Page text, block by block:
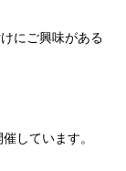
にご興味がある
しています。